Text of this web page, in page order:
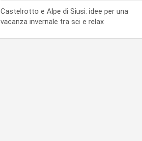
Castelrotto e Alpe di Siusi: idee per una
vacanza invernale tra sci e relax